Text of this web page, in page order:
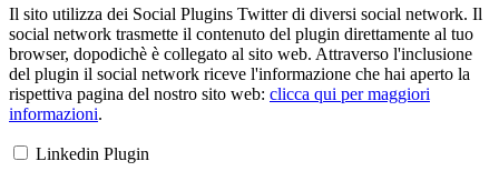
Il sito utilizza dei Social Plugins Twitter di diversi social network. Il
social network trasmette il contenuto del plugin direttamente al tuo
browser, dopodichè è collegato al sito web. Attraverso l'inclusione
del plugin il social network riceve l'informazione che hai aperto la
rispettiva pagina del nostro sito web: clicca qui per maggiori
informazioni.
Linkedin Plugin